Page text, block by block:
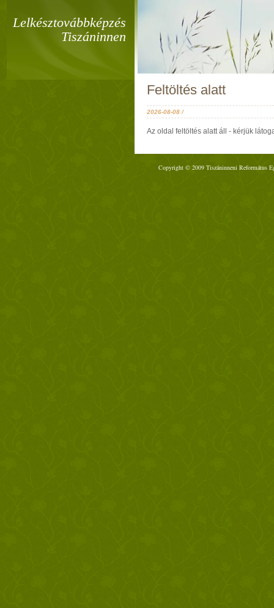
Lelkésztovábbképzés
Tiszáninnen
Feltöltés alatt
2026-08-08 /
Az oldal feltöltés alatt áll - kérjük
Copyright © 2009 Tiszáninneni Református